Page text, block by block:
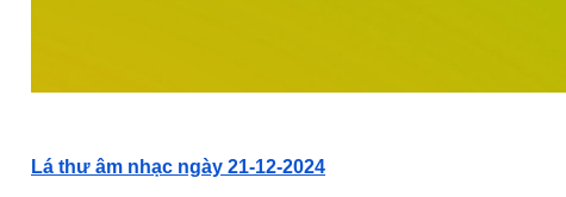
Lá thư âm nhạc ngày 21-12-2024